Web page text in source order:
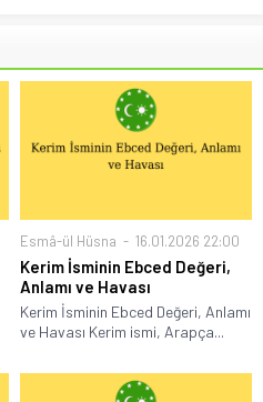
Esmâ-ül Hüsna 16.01.2026 22:00
Kerim İsminin Ebced Değeri,
Anlamı ve Havası
Kerim İsminin Ebced Değeri, Anlamı
ve Havası Kerim ismi, Arapça...